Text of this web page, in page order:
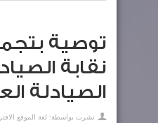
توصية
نقابة
الصيادلة
نشرت بواسطة: لغة الموقع